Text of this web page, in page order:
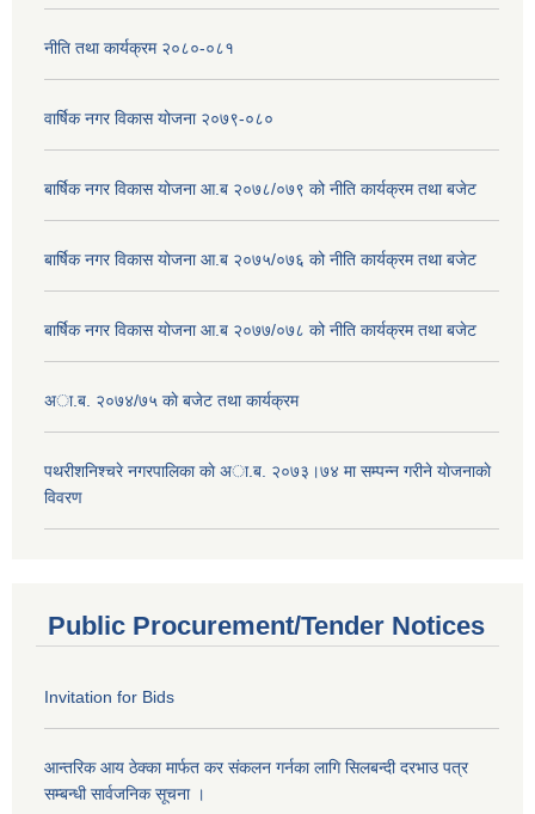
नीति तथा कार्यक्रम २०८०-०८१
वार्षिक नगर विकास योजना २०७९-०८०
बार्षिक नगर विकास योजना आ.ब २०७८/०७९ को नीति कार्यक्रम तथा बजेट
बार्षिक नगर विकास योजना आ.ब २०७५/०७६ को नीति कार्यक्रम तथा बजेट
बार्षिक नगर विकास योजना आ.ब २०७७/०७८ को नीति कार्यक्रम तथा बजेट
अा.ब. २०७४/७५ काे बजेट तथा कार्यक्रम
पथरीशनिश्चरे नगरपालिका काे अा.ब. २०७३।७४ मा सम्पन्न गरीने याेजनाकाे
विवरण
Public Procurement/Tender Notices
Invitation for Bids
आन्तरिक आय ठेक्का मार्फत कर संकलन गर्नका लागि सिलबन्दी दरभाउ पत्र
सम्बन्धी सार्वजनिक सूचना ।